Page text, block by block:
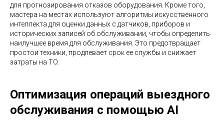
для прогнозирования отказов оборудования. Кроме того,
мастера на местах используют алгоритмы искусственного
интеллекта для оценки данных с датчиков, приборов и
исторических записей об обслуживании, чтобы определить
наилучшее время для обслуживания. Это предотвращает
простои техники, продлевает срок ее службы и снижает
затраты на ТО.
Оптимизация операций выездного
обслуживания с помощью AI